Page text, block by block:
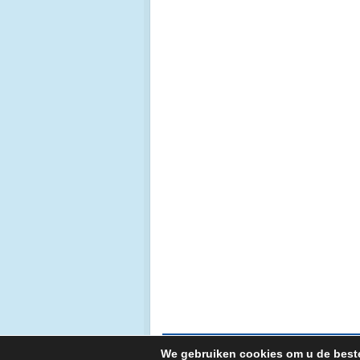
We gebruiken cookies om u de